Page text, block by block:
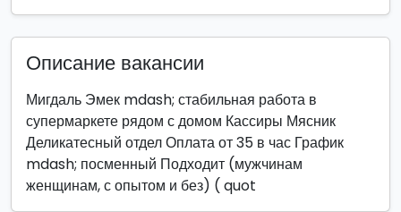
Описание вакансии
Мигдаль Эмек mdash; стабильная работа в
супермаркете рядом с домом Кассиры Мясник
Деликатесный отдел Оплата от 35 в час График
mdash; посменный Подходит (мужчинам
женщинам, с опытом и без) ( quot